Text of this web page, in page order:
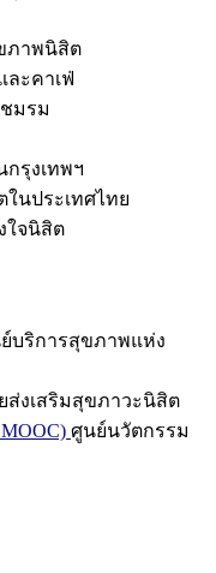
ภาพนิสิต
ละคาเฟ่
มรม
รุงเทพฯ
นประเทศไทย
ใจนิสิต
บริการสุขภาพแห่ง
ส่งเสริมสุขภาวะนิสิต
ศูนย์นวัตกรรม